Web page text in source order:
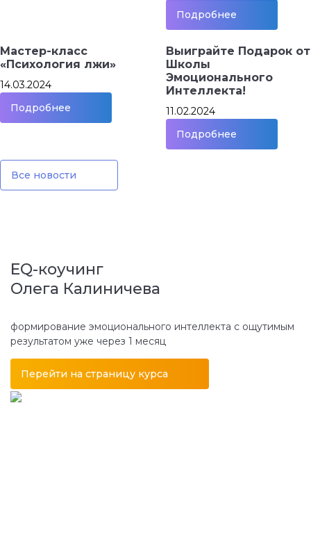
Подробнее
Мастер-класс
«Психология лжи»
14.03.2024
Подробнее
Выиграйте Подарок от
Школы
Эмоционального
Интеллекта!
11.02.2024
Подробнее
Все новости
EQ-коучинг
Олега Калиничева
формирование эмоционального интеллекта с ощутимым
результатом уже через 1 месяц
Перейти на страницу курса